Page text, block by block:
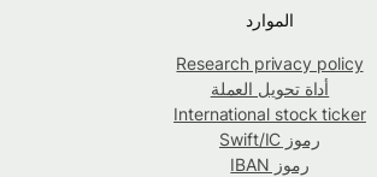
الموارد
Research privacy policy
أداة تحويل العملة
International stock ticker
رموز Swift/IC
رموز IBAN